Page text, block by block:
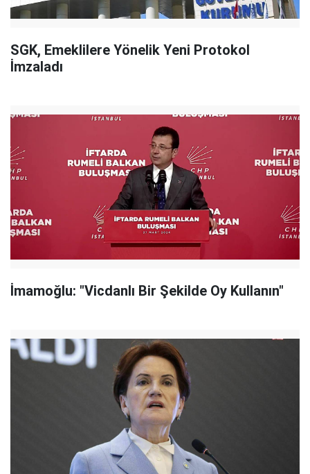
SGK, Emeklilere Yönelik Yeni Protokol
İmzaladı
İmamoğlu: "Vicdanlı Bir Şekilde Oy Kullanın"